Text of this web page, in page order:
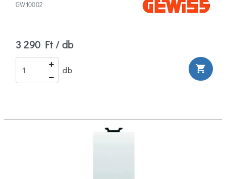
Csavarral
(3)
(1)
GW10002
3 290 Ft / db
db shopping_cart